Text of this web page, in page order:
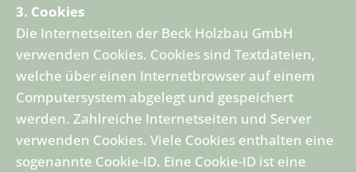
3. Cookies
Die Internetseiten der Beck Holzbau GmbH
verwenden Cookies. Cookies sind Textdateien,
welche über einen Internetbrowser auf einem
Computersystem abgelegt und gespeichert
werden. Zahlreiche Internetseiten und Server
verwenden Cookies. Viele Cookies enthalten eine
sogenannte Cookie-ID. Eine Cookie-ID ist eine